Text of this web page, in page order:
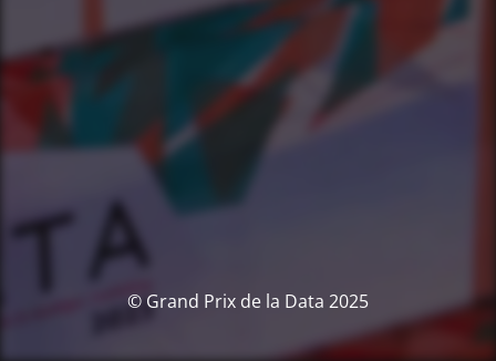
© Grand Prix de la Data 2025